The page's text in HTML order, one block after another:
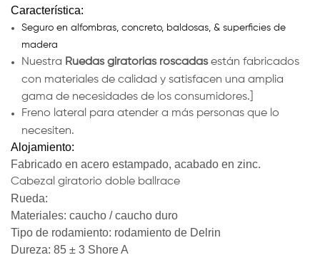
Característica:
Seguro en alfombras, concreto, baldosas, & superficies de
madera
Nuestra Ruedas giratorias roscadasestán fabricados
con materiales de calidad y satisfacen una amplia
gama de necesidades de los consumidores.]
Freno lateral para atender a más personas que lo
necesiten.
Alojamiento:
Fabricado en acero estampado, acabado en zinc.
Cabezal giratorio doble ballrace
Rueda:
Materiales: caucho / caucho duro
Tipo de rodamiento: rodamiento de Delrin
Dureza: 85 ± 3 Shore A